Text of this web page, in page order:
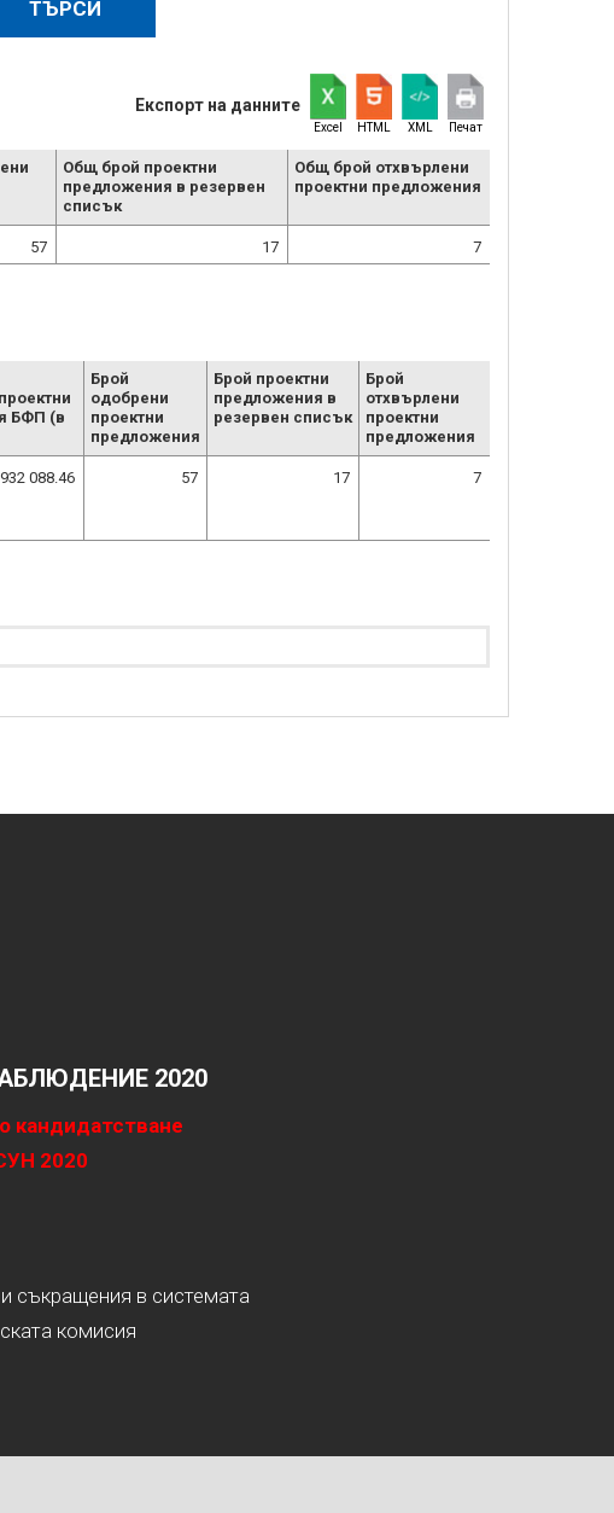
Експорт на данните
Excel HTML XML Печат
Общ брой проектни
предложения в резервен
списък
Общ брой отхвърлени
проектни предложения
57 17 7
БФП (в
Брой
одобрени
проектни
предложения
Брой проектни
предложения в
резервен списък
Брой
отхвърлени
проектни
предложения
088.46 57 17 7
2020
кандидатстване
2020
съкращения в системата
комисия